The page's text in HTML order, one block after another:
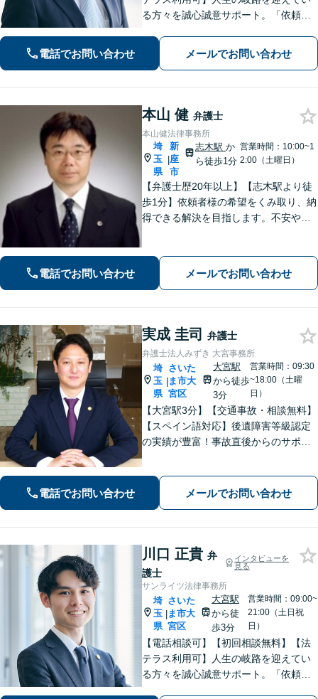
る方々を誠心誠意サポート。「依頼者
女問題／借金問題／相続／企業法務／
刑事事件／交通事故／労働問題など、
電話でお問い合わせ メールでお問い合わせ
本山 健 弁護士
本山健法律事務所
埼
玉
県
|
新
座
市
志木駅 か
ら徒歩1分
営業時間：10:00~1
2:00（土曜日）
【弁護士歴20年以上】【志木駅より徒
歩1分】依頼者様の希望をくみ取り、納
得できる解決を目指します。不安や疑
事件／何でも遠慮せずご相談ください
【初回面談無料（30分まで）】
電話でお問い合わせ メールでお問い合わせ
実成 圭司 弁護士
弁護士法人みずき 大宮事務所
埼
玉
県
|
さいた
ま市大
宮区
大宮駅
から徒歩
3分
営業時間：09:30
~18:00（土曜
日）
【大宮駅3分】【交通事故・相談無料】
【スペイン語対応】後遺障害等級認定
の実績が豊富！事故直後からのサポー
実績あり」最適な債務整理手段をご提
案【分割・後払い応相談】
電話でお問い合わせ メールでお問い合わせ
川口 正貴 弁
護士
インタビューを
見る
サンライツ法律事務所
埼
玉
県
|
さいた
ま市大
宮区
大宮駅
から徒
歩3分
営業時間：09:00~
21:00（土日祝
日）
【電話相談可】【初回相談無料】【法
テラス利用可】人生の岐路を迎えてい
る方々を誠心誠意サポート。「依頼者